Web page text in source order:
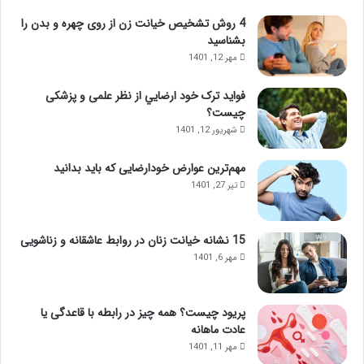
4 روش تشخیص خیانت زن از روی چهره و بدن را
بشناسید
مهر 12, 1401
فواید ترک خود ارضايي از نظر علمی و پزشکی
چیست؟
شهریور 12, 1401
مهم‌ترین عوارض خودارضایی که باید بدانید
تیر 27, 1401
15 نشانه خیانت زنان در روابط عاشقانه و زناشویی
مهر 6, 1401
پریود چیست؟ همه چیز در رابطه با قاعدگی یا
عادت ماهانه
مهر 11, 1401